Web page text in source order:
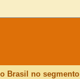
Brasil no segmento